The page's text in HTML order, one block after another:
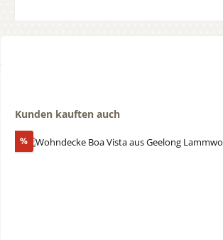
Produktgalerie überspringen
Kunden kauften auch
%Rabatt